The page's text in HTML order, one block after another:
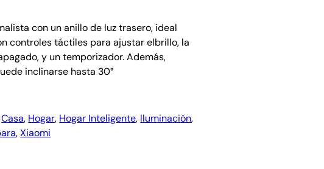
con un anillo de luz trasero, ideal
controles táctiles para ajustar elbrillo, la
y un temporizador. Además,
inclinarse hasta 30°
Casa, Hogar, Hogar Inteligente, Iluminación
, Xiaomi